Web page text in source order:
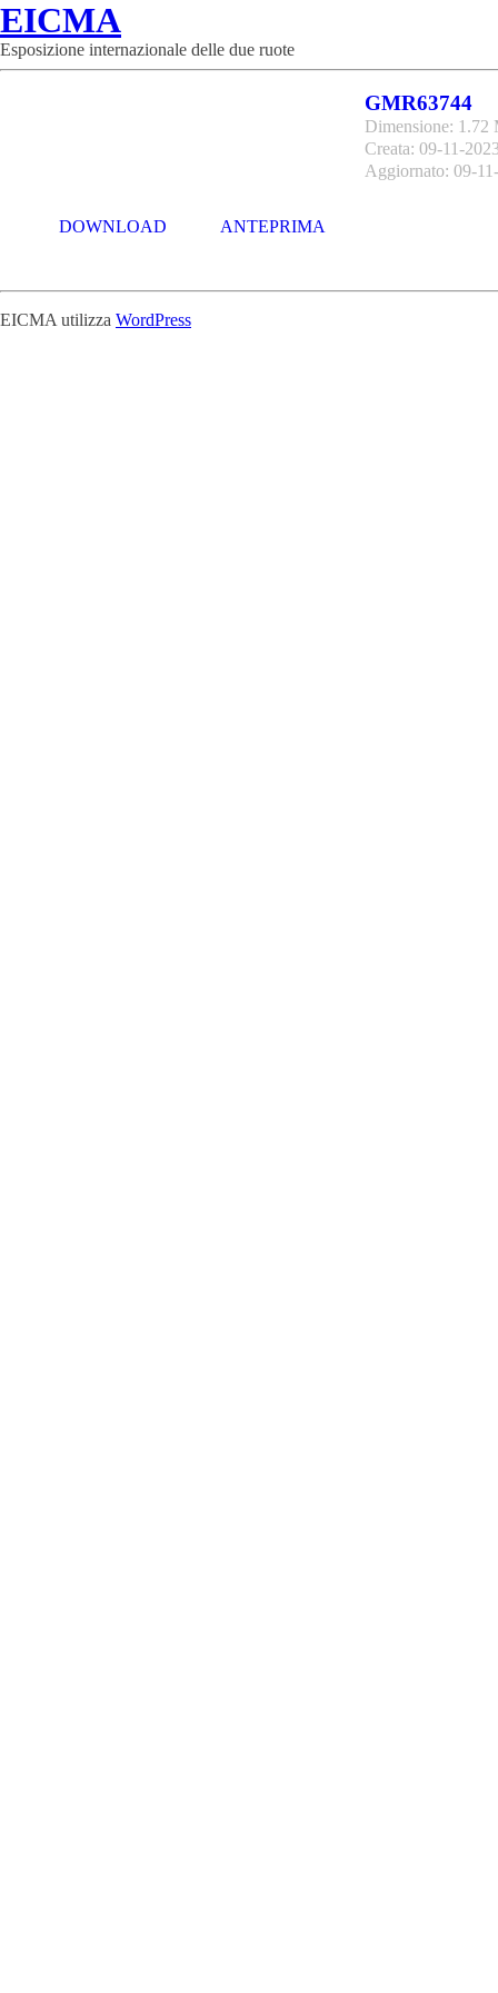
EICMA
Esposizione internazionale delle due ruote
GMR63744
Dimensione: 1.72
Creata: 09-11-
Aggiornato: 09-
DOWNLOAD ANTEPRIMA
EICMA utilizza WordPress